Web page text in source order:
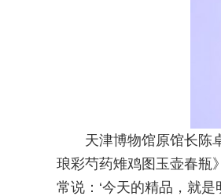
天津博物馆原馆长陈
琅彩芍药雉鸡图玉壶春瓶
常说：‘今天的精品，就